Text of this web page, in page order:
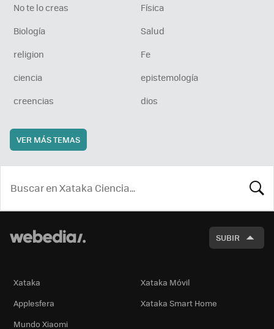
No te lo creas
Física
Biología
Salud
religion
Fe
ciencia
epistemología
creencias
dios
VER MÁS TEMAS
SUBIR
Xataka
Xataka Móvil
Applesfera
Xataka Smart Home
Mundo Xiaomi